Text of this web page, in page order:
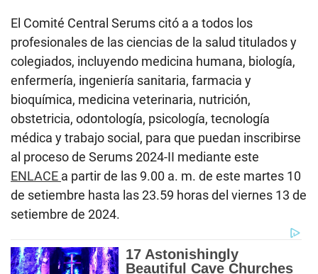
El Comité Central Serums citó a a todos los
profesionales de las ciencias de la salud titulados y
colegiados, incluyendo medicina humana, biología,
enfermería, ingeniería sanitaria, farmacia y
bioquímica, medicina veterinaria, nutrición,
obstetricia, odontología, psicología, tecnología
médica y trabajo social, para que puedan inscribirse
al proceso de Serums 2024-II mediante este
ENLACE a partir de las 9.00 a. m. de este martes 10
de setiembre hasta las 23.59 horas del viernes 13 de
setiembre de 2024.